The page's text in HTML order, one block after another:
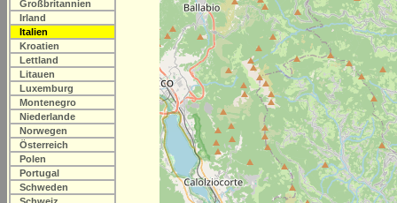
Großbritannien
Irland
Italien
Kroatien
Lettland
Litauen
Luxemburg
Montenegro
Niederlande
Norwegen
Österreich
Polen
Portugal
Schweden